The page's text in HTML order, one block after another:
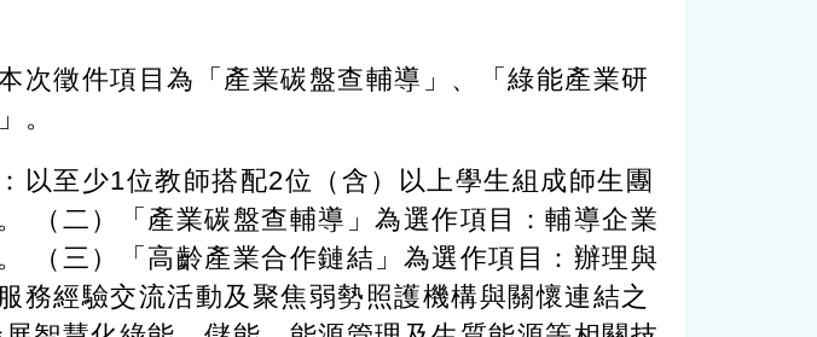
次徵件項目為「產業碳盤查輔導」、「綠能產業研
。
以至少1位教師搭配2位（含）以上學生組成師生團
（二）「產業碳盤查輔導」為選作項目：輔導企業
（三）「高齡產業合作鏈結」為選作項目：辦理與
務經驗交流活動及聚焦弱勢照護機構與關懷連結之